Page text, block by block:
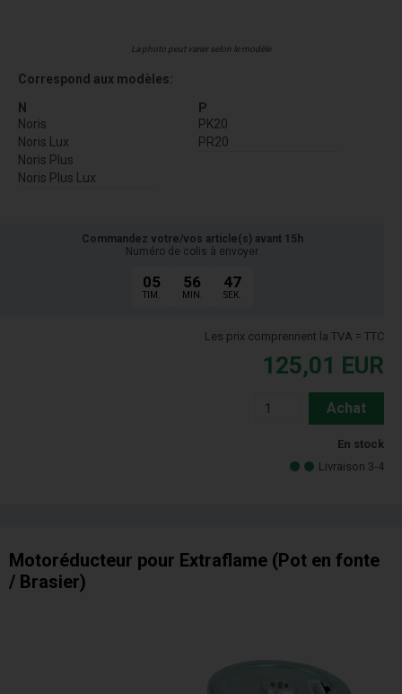
La photo peut varier selon le modèle
Correspond aux modèles:
N
Noris
Noris Lux
Noris Plus
Noris Plus Lux
P
PK20
PR20
Commandez votre/vos article(s) avant 15h
Numéro de colis à envoyer
05
TIM.
56
MIN.
46
SEK.
Les prix comprennent la TVA = TTC
125,01 EUR
Achat
En stock
Livraison 3-4
Motoréducteur pour Extraflame (Pot en fonte
/ Brasier)